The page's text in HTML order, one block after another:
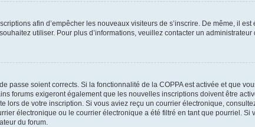
afin d’empêcher les nouveaux visiteurs de s’inscrire. De même, il
utiliser. Pour plus d’informations, veuillez contacter un administrateur
passe soient corrects. Si la fonctionnalité de la COPPA est activée et que
forums exigeront également que les nouvelles inscriptions doivent être
lors de votre inscription. Si vous aviez reçu un courrier électronique,
électronique ou le courrier électronique a été filtré en tant que pourriel.
du forum.